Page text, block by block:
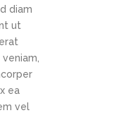
diam
ut
ea
vel